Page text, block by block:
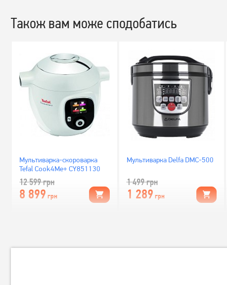
Також вам може сподобатись
Мультиварка-скороварка
Tefal Cook4Me+ CY851130
12 599грн
8 899 грн
Мультиварка Delfa DMC-500
1 499грн
1 289 грн